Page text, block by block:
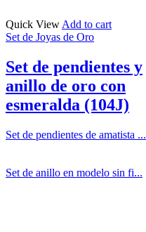
Quick View Add to cart
Set de Joyas de Oro
Set de pendientes y
anillo de oro con
esmeralda (104J)
Set de pendientes de amatista ...
Set de anillo en modelo sin fi...